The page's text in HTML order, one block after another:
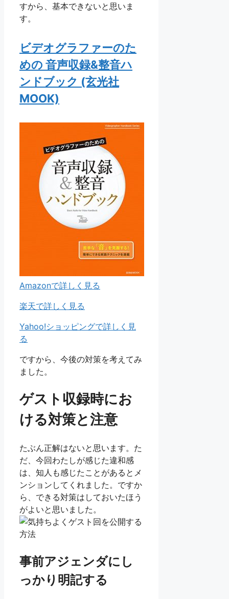
すから、基本できないと思いま
す。
ビデオグラファーのた
めの 音声収録&整音ハ
ンドブック (玄光社
MOOK)
Amazonで詳しく見る
楽天で詳しく見る
Yahoo!ショッピングで詳しく見
る
ですから、今後の対策を考えてみ
ました。
ゲスト収録時にお
ける対策と注意
たぶん正解はないと思います。た
だ、今回わたしが感じた違和感
は、知人も感じたことがあるとメ
ンションしてくれました。ですか
ら、できる対策はしておいたほう
がよいと思いました。
事前アジェンダにし
っかり明記する